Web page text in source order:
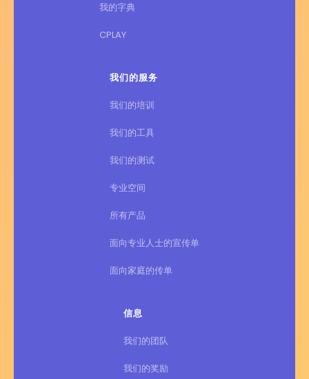
我的字典
CPLAY
我们的服务
我们的培训
我们的工具
我们的测试
专业空间
所有产品
面向专业人士的宣传单
面向家庭的传单
信息
我们的团队
我们的奖励